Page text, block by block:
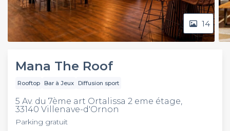
14
Mana The Roof
Rooftop Bar à Jeux Diffusion sport
5 Av. du 7ème art Ortalissa 2 eme étage,
33140 Villenave-d'Ornon
Parking gratuit